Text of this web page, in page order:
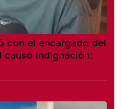
con el encargado del
indignación: